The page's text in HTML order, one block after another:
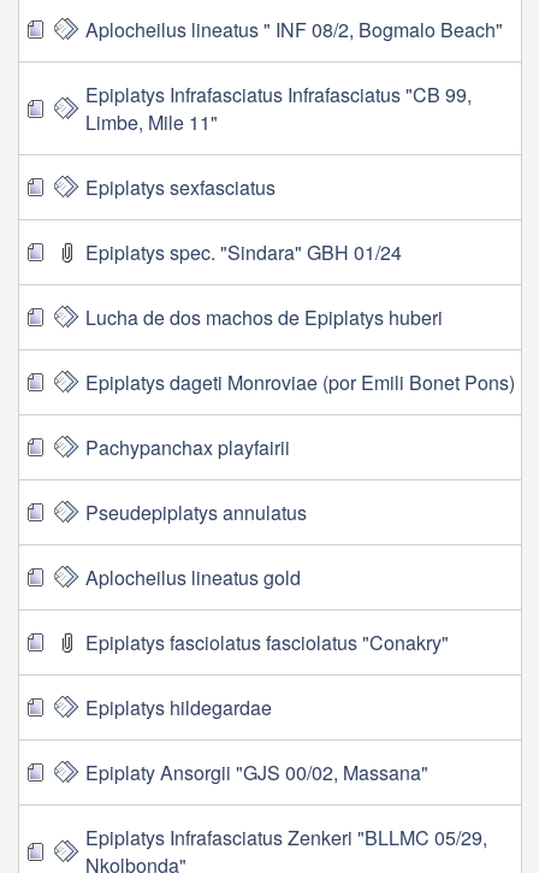
Aplocheilus lineatus " INF 08/2, Bogmalo Beach"
Epiplatys Infrafasciatus Infrafasciatus "CB 99,
Limbe, Mile 11"
Epiplatys sexfasciatus
Epiplatys spec. "Sindara" GBH 01/24
Lucha de dos machos de Epiplatys huberi
Epiplatys dageti Monroviae (por Emili Bonet Pons)
Pachypanchax playfairii
Pseudepiplatys annulatus
Aplocheilus lineatus gold
Epiplatys fasciolatus fasciolatus "Conakry"
Epiplatys hildegardae
Epiplaty Ansorgii "GJS 00/02, Massana"
Epiplatys Infrafasciatus Zenkeri "BLLMC 05/29,
Nkolbonda"